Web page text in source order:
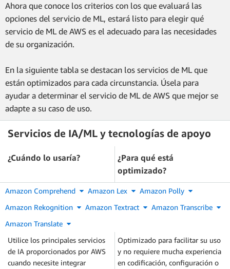
Ahora que conoce los criterios con los que evaluará las
opciones del servicio de ML, estará listo para elegir qué
servicio de ML de AWS es el adecuado para las necesidades
de su organización.
En la siguiente tabla se destacan los servicios de ML que
están optimizados para cada circunstancia. Úsela para
ayudar a determinar el servicio de ML de AWS que mejor se
adapte a su caso de uso.
Servicios de IA/ML y tecnologías de apoyo
¿Cuándo lo usaría?
¿Para qué está
optimizado?
Amazon Comprehend Amazon Lex
Amazon Polly
Amazon Rekognition
Amazon Textract
Amazon Transcribe
Amazon Translate
Utilice los principales servicios
de IA proporcionados por AWS
cuando necesite integrar
Optimizado para facilitar su uso
y no requiere mucha experiencia
en codificación, configuración o